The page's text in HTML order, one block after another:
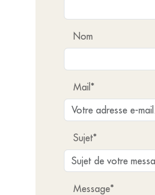
Nom
Mail*
Sujet*
Message*